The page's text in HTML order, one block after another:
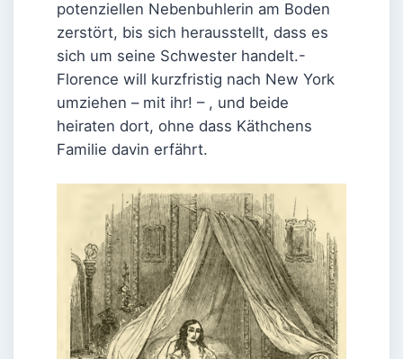
potenziellen Nebenbuhlerin am Boden
zerstört, bis sich herausstellt, dass es
sich um seine Schwester handelt.-
Florence will kurzfristig nach New York
umziehen – mit ihr! – , und beide
heiraten dort, ohne dass Käthchens
Familie davin erfährt.